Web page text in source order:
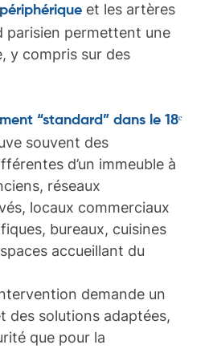
périphérique et les artères
parisien permettent une
y compris sur des
“standard” dans le 18ᵉ
souvent des
d’un immeuble à
réseaux
locaux commerciaux
bureaux, cuisines
accueillant du
demande un
des solutions adaptées,
que pour la